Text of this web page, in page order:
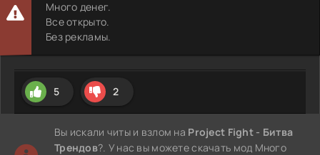
Много денег.
Все открыто.
Без рекламы.
5 2
Вы искали читы и взлом на Project Fight - Битва
Трендов?. У нас вы можете скачать мод Много